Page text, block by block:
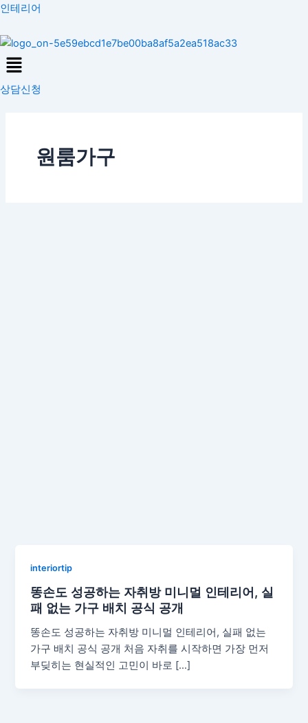
콘
츠
로
건
너
인테리어
Menu
상담신청
원룸가구
interiortip
똥손도 성공하는 자취방 미니멀 인테리어, 실
패 없는 가구 배치 공식 공개
똥손도 성공하는 자취방 미니멀 인테리어, 실패 없는
가구 배치 공식 공개 처음 자취를 시작하면 가장 먼저
부딪히는 현실적인 고민이 바로 […]